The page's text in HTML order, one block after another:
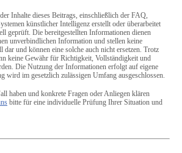
Inhalte dieses Beitrags, einschließlich der FAQ,
künstlicher Intelligenz erstellt oder überarbeitet
geprüft. Die bereitgestellten Informationen dienen
unverbindlichen Information und stellen keine
dar und können eine solche auch nicht ersetzen. Trotz
keine Gewähr für Richtigkeit, Vollständigkeit und
Die Nutzung der Informationen erfolgt auf eigene
wird im gesetzlich zulässigen Umfang ausgeschlossen.
haben und konkrete Fragen oder Anliegen klären
bitte für eine individuelle Prüfung Ihrer Situation und